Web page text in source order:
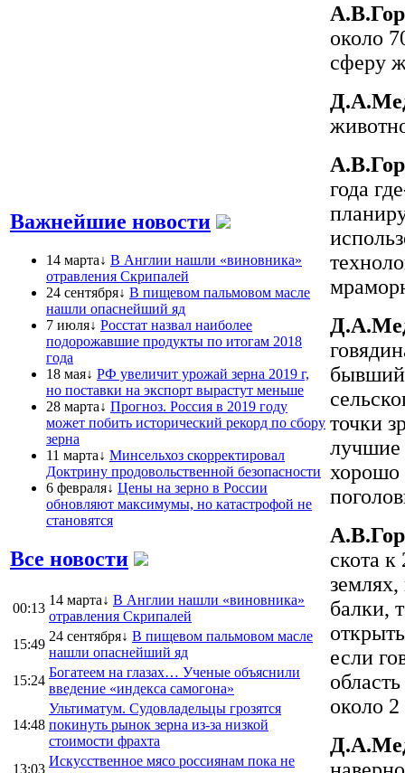
Важнейшие новости
14 марта↓ В Англии нашли «виновника»
отравления Скрипалей
24 сентября↓ В пищевом пальмовом масле
нашли опаснейший яд
7 июля↓ Росстат назвал наиболее
подорожавшие продукты по итогам 2018
года
18 мая↓ РФ увеличит урожай зерна 2019 г,
но поставки на экспорт вырастут меньше
28 марта↓ Прогноз. Россия в 2019 году
может побить исторический рекорд по сбору
зерна
11 марта↓ Минсельхоз скорректировал
Доктрину продовольственной безопасности
6 февраля↓ Цены на зерно в России
обновляют максимумы, но катастрофой не
становятся
Все новости
00:13
14 марта↓ В Англии нашли «виновника»
отравления Скрипалей
15:49
24 сентября↓ В пищевом пальмовом масле
нашли опаснейший яд
15:24
Богатеем на глазах… Ученые объяснили
введение «индекса самогона»
14:48
Ультиматум. Судовладельцы грозятся
покинуть рынок зерна из-за низкой
стоимости фрахта
13:03
Искусственное мясо россиянам пока не
около
сферу
года
бывший
точки
лучшие
хорошо
скота к
землях,
балки,
если
около